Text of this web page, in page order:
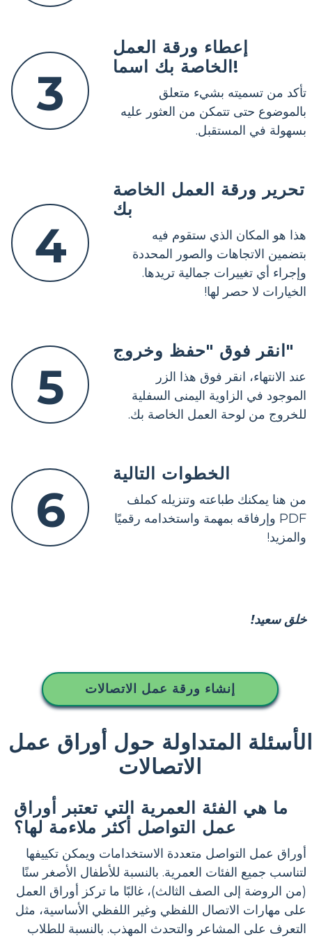
3
إعطاء ورقة العمل
الخاصة بك اسما!
تأكد من تسميته بشيء متعلق
بالموضوع حتى تتمكن من العثور عليه
بسهولة في المستقبل.
4
تحرير ورقة العمل الخاصة
بك
هذا هو المكان الذي ستقوم فيه
بتضمين الاتجاهات والصور المحددة
وإجراء أي تغييرات جمالية تريدها.
الخيارات لا حصر لها!
5
انقر فوق "حفظ وخروج"
عند الانتهاء، انقر فوق هذا الزر
الموجود في الزاوية اليمنى السفلية
للخروج من لوحة العمل الخاصة بك.
6
الخطوات التالية
من هنا يمكنك طباعته وتنزيله كملف
PDF وإرفاقه بمهمة واستخدامه رقميًا
والمزيد!
خلق سعيد!
إنشاء ورقة عمل الاتصالات
الأسئلة المتداولة حول أوراق عمل
الاتصالات
ما هي الفئة العمرية التي تعتبر أوراق
عمل التواصل أكثر ملاءمة لها؟
أوراق عمل التواصل متعددة الاستخدامات ويمكن تكييفها
لتناسب جميع الفئات العمرية. بالنسبة للأطفال الأصغر سنًا
(من الروضة إلى الصف الثالث)، غالبًا ما تركز أوراق العمل
على مهارات الاتصال اللفظي وغير اللفظي الأساسية، مثل
التعرف على المشاعر والتحدث المهذب. بالنسبة للطلاب